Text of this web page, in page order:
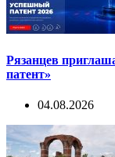
Рязанцев
патент»
04.08.2026